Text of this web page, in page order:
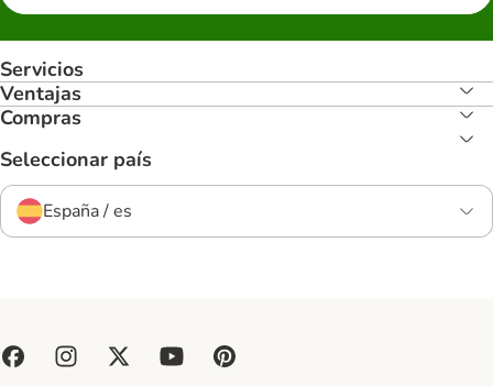
Servicios
Ventajas
Compras
Seleccionar país
España / es